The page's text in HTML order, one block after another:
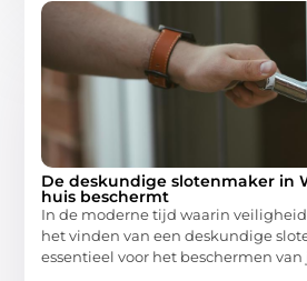
De deskundige slotenmaker in
huis beschermt
In de moderne tijd waarin
het vinden van een deskundige
essentieel voor het beschermen